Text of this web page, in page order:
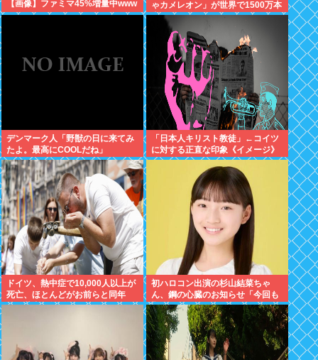
【画像】ファミマ45%増量中www
ゃカメレオン」が世界で1500万本
売れる
デンマーク人「野獣の日に来てみ
たよ。最高にCOOLだね」
「日本人キリスト教徒」←コイツ
に対する正直な印象《イメージ》
ドイツ、熱中症で10,000人以上が
死亡、ほとんどがお前らと同年
代、若者は無問題
初ハロコン出演の杉山結菜ちゃ
ん、鋼の心臓のお知らせ「今回も
緊張してません」